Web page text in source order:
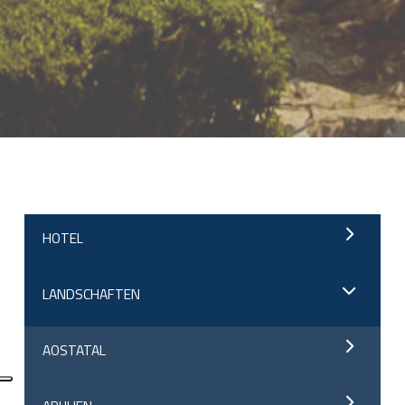
HOTEL
LANDSCHAFTEN
AOSTATAL